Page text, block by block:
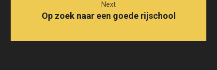
Next
Op zoek naar een goede rijschool